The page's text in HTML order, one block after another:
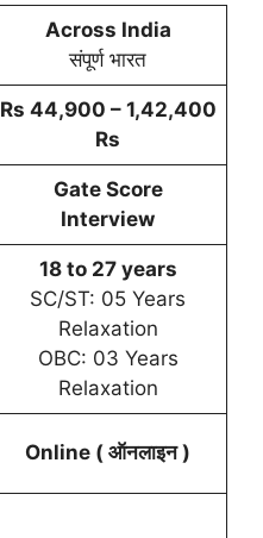
Across India
संपूर्ण भारत
Rs 44,900 – 1,42,400
Rs
Gate Score
Interview
18 to 27 years
SC/ST: 05 Years
Relaxation
OBC: 03 Years
Relaxation
Online ( ऑनलाइन )